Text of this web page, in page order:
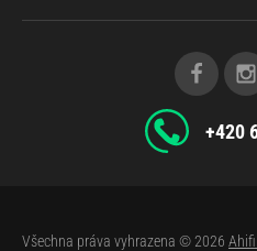
+420
Všechna práva vyhrazena © 2026